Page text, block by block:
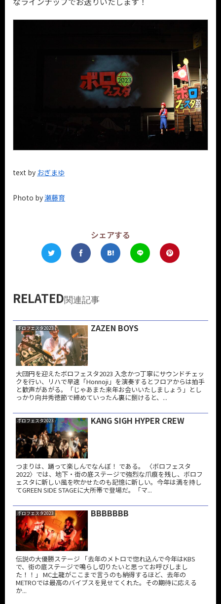
text by おぎまゆ
Photo by瀬藤育
シェアする
RELATED関連記事
ボロフェスタ2023 ZAZEN BOYS
大団円を迎えたボロフェスタ2023 入念かつ丁寧にサウンドチェッ
クを行い、リハで早速「Honnoji」を演奏するとフロアからは拍手
と歓声があがる。「じゃあまた来年お会いいたしましょう」とし
っかり向井秀徳節で締めていったん裏に捌けると、...
ボロフェスタ2023 KANG SIGH HYPER CREW
つまりは、踊って楽しんでなんぼ！ である。 〈ボロフェスタ
2022〉では、地下・街の底ステージで強烈な爪痕を残し、ボロフ
ェスタに新しい風を吹かせたのも記憶に新しい。今年は満を持し
てGREEN SIDE STAGEに大所帯で登場だ。「マ...
ボロフェスタ2023 BBBBBBB
伝説の大優勝ステージ 「去年のメトロで惚れ込んで今年はKBS
で、街の底ステージで鳴らし切りたいと思ってお呼びしまし
た！！」 MC土龍がここまで言うのも納得するほど、去年の
METROでは最高のバイブスを見せてくれた。その期待に応える
か...